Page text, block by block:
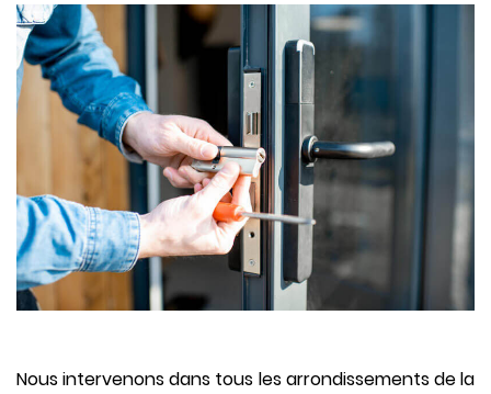
Nous intervenons dans tous les arrondissements de la